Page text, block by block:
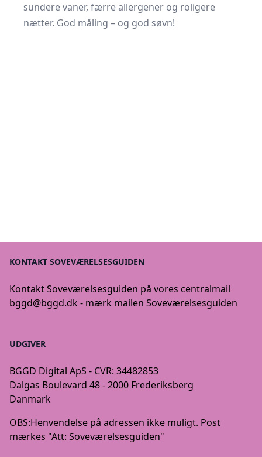
sundere vaner, færre allergener og roligere
nætter. God måling – og god søvn!
KONTAKT SOVEVÆRELSESGUIDEN
Kontakt Soveværelsesguiden på vores centralmail
bggd@bggd.dk- mærk mailen Soveværelsesguiden
UDGIVER
BGGD Digital ApS - CVR: 34482853
Dalgas Boulevard 48 - 2000 Frederiksberg
Danmark
OBS:Henvendelse på adressen ikke muligt. Post
mærkes "Att: Soveværelsesguiden"